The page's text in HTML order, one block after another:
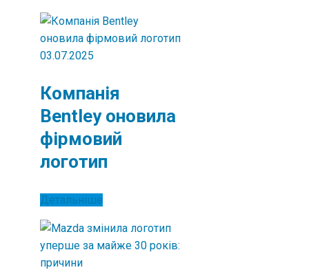
03.07.2025
Компанія
Bentley оновила
фірмовий
логотип
Детальніше